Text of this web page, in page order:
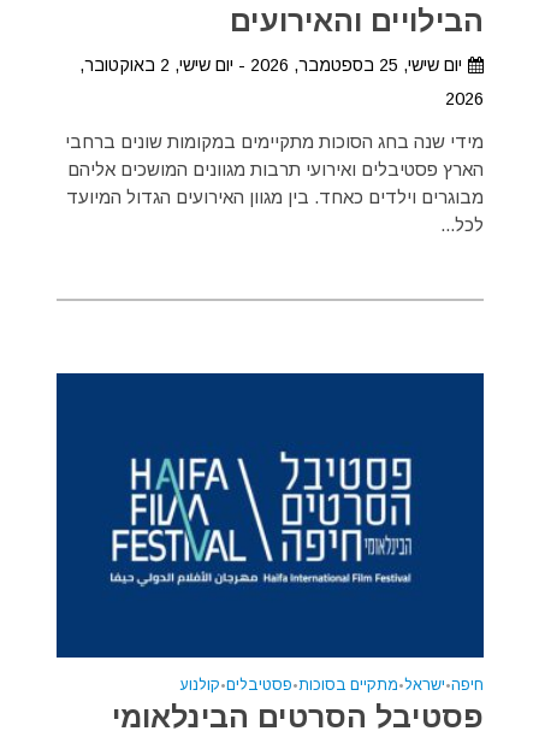
הבילויים והאירועים
יום שישי, 25 בספטמבר, 2026 - יום שישי, 2 באוקטובר,
2026
מידי שנה בחג הסוכות מתקיימים במקומות שונים ברחבי
הארץ פסטיבלים ואירועי תרבות מגוונים המושכים אליהם
מבוגרים וילדים כאחד. בין מגוון האירועים הגדול המיועד
לכל...
חיפה•ישראל•מתקיים בסוכות•פסטיבלים•קולנוע
פסטיבל הסרטים הבינלאומי